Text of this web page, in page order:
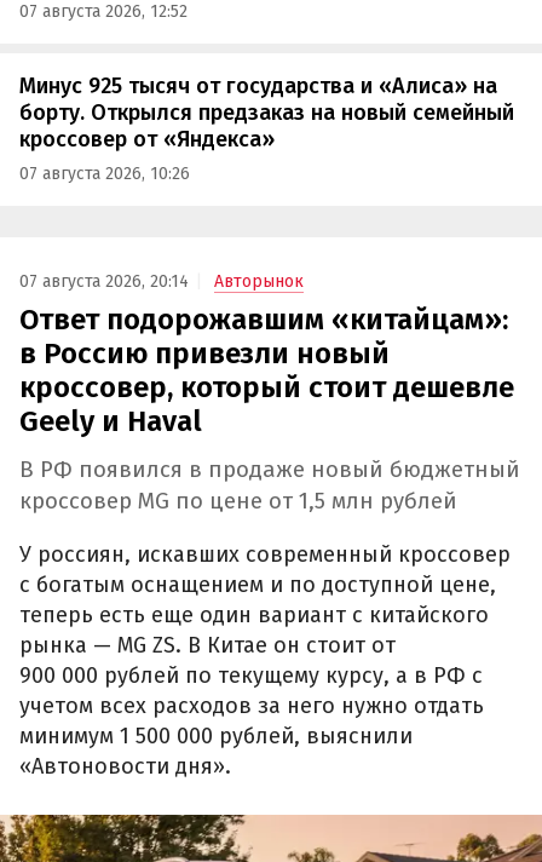
07 августа 2026, 12:52
Минус 925 тысяч от государства и «Алиса» на
борту. Открылся предзаказ на новый семейный
кроссовер от «Яндекса»
07 августа 2026, 10:26
07 августа 2026, 20:14 Авторынок
Ответ подорожавшим «китайцам»:
в Россию привезли новый
кроссовер, который стоит дешевле
Geely и Haval
В РФ появился в продаже новый бюджетный
кроссовер MG по цене от 1,5 млн рублей
У россиян, искавших современный кроссовер
с богатым оснащением и по доступной цене,
теперь есть еще один вариант с китайского
рынка — MG ZS. В Китае он стоит от
900 000 рублей по текущему курсу, а в РФ с
учетом всех расходов за него нужно отдать
минимум 1 500 000 рублей, выяснили
«Автоновости дня».